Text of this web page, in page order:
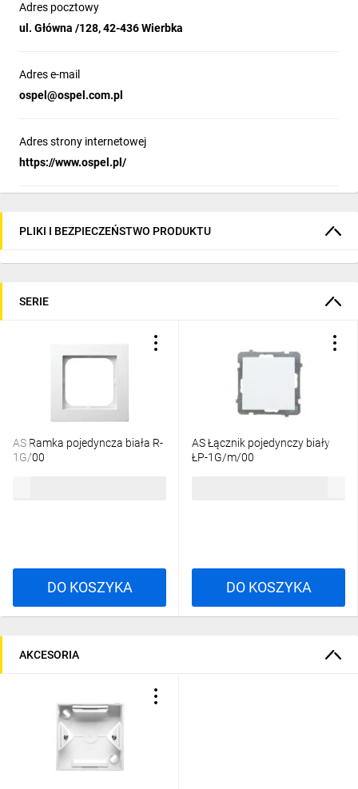
Adres pocztowy
ul. Główna /128, 42-436 Wierbka
Adres e-mail
ospel@ospel.com.pl
Adres strony internetowej
https://www.ospel.pl/
PLIKI I BEZPIECZEŃSTWO PRODUKTU
SERIE
AS Ramka pojedyncza biała R-
1G/00
DO KOSZYKA
AS Łącznik pojedynczy biały
ŁP-1G/m/00
DO KOSZYKA
AKCESORIA